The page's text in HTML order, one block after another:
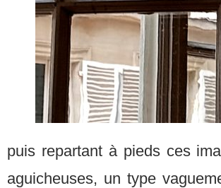
puis repartant à pieds ces
aguicheuses, un type